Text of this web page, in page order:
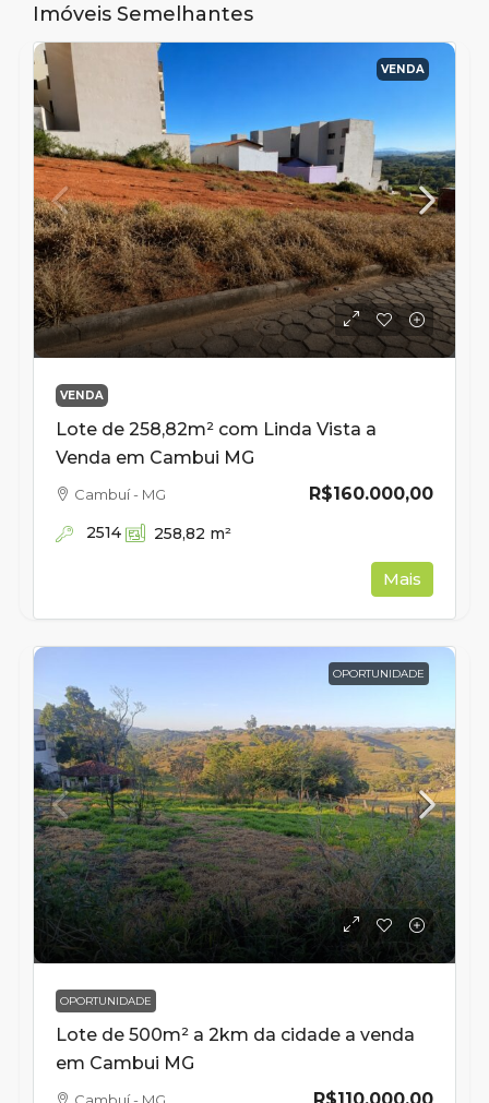
Imóveis Semelhantes
VENDA
VENDA
Lote de 258,82m² com Linda Vista a
Venda em Cambui MG
R$160.000,00
Cambuí - MG
2514 258,82 m²
Mais
OPORTUNIDADE
OPORTUNIDADE
Lote de 500m² a 2km da cidade a venda
em Cambui MG
Cambuí - MG